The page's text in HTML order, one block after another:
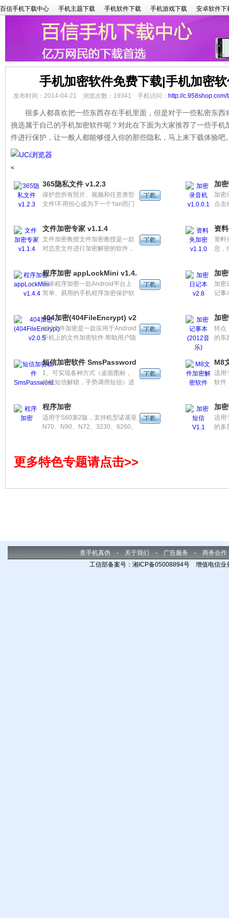
百信手机下载中心 手机主题下载 手机软件下载 手机游戏下载 安卓软件下
手机加密软件免费下载|手机加密
发布时间：2014-04-21 浏览次数：19341 手机访问： http://c.958shop.com/
很多人都喜欢把一些东西存在手机里面，但是对于一些私密东西
挑选属于自己的手机加密软件呢？对此在下面为大家推荐了一些手
件进行保护，让一般人都能够侵入你的那些隐私，马上来下载体验吧
<
365隐私文件 v1.2.3
保护您所有照片、视频和任意类型
文件!不用担心成为下一个Yan照门
加
加密
点击
下载
加后
后续
文件加密专家 v1.1.4
文件加密教授文件加密教授是一款
对恣意文件进行加密解密的软件，
证用户的数据安全。
资
资料
息，
以在
你不
程序加密 appLockMini v1.4.4
安卓程序加密一款Android平台上
简单、易用的手机程序加密保护软
需担心密码丢失。
加
加密
记事
等功
同的
404加密(404FileEncrypt) v2.0.5
404文件加密是一款应用于Android
手机上的文件加密软件.帮助用户隐
的图片验证登陆方式。
加
特点
的东
短信加密软件 SmsPassword
1、可实现各种方式（桌面图标，
待机短信解锁，手势调用短信）进
M8
适用
软件
程序加密
适用于S60第2版，支持机型诺基亚
N70、N90、N72、3230、6260、
罗拉 V1000；Lenovo P930；
Panasonic X700、X800；三星
加
适用
的多
更多特色专题请点击>>
查手机真伪 - 关于我们 - 广告服务 - 商务合作
工信部备案号：湘ICP备05008894号 增值电信